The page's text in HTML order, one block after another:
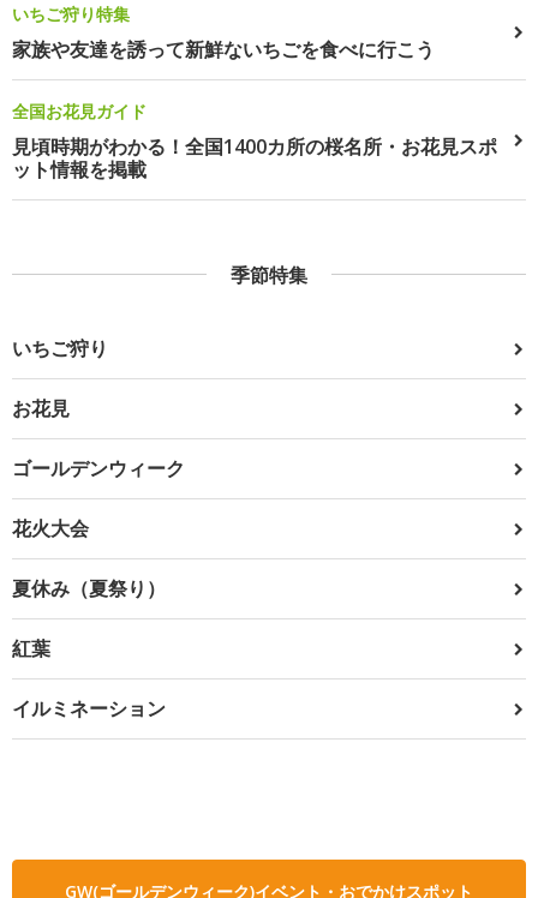
いちご狩り特集
家族や友達を誘って新鮮ないちごを食べに行こう
全国お花見ガイド
見頃時期がわかる！全国1400カ所の桜名所・お花見スポ
ット情報を掲載
季節特集
いちご狩り
お花見
ゴールデンウィーク
花火大会
夏休み（夏祭り）
紅葉
イルミネーション
GW(ゴールデンウィーク)イベント・おでかけスポット